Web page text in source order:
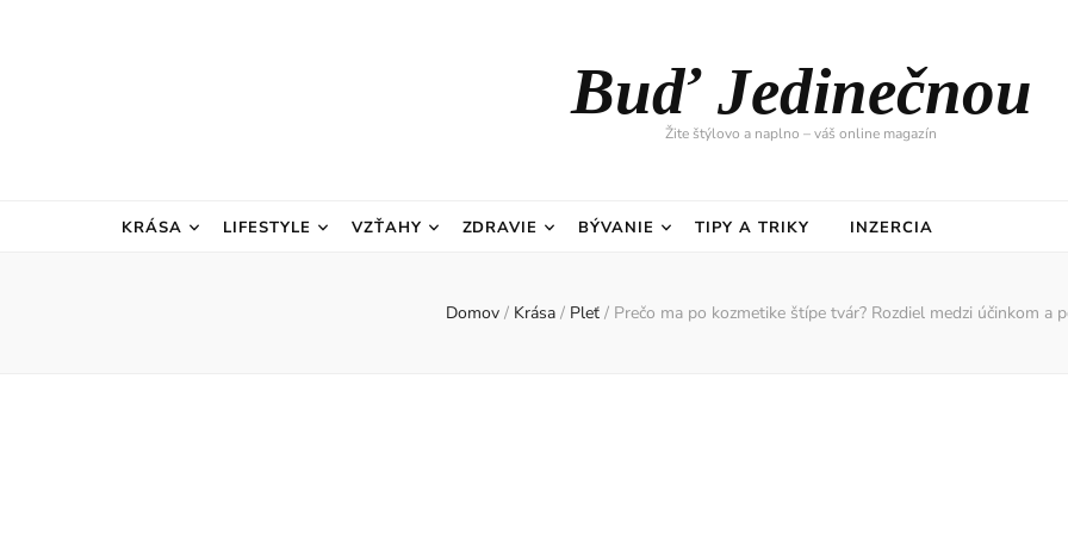
Buď Jedinečnou
Žite štýlovo a naplno – váš online magazín
KRÁSA LIFESTYLE VZŤAHY ZDRAVIE BÝVANIE TIPY A TRIKY INZERCIA
Domov / Krása / Pleť / Prečo ma po kozmetike štípe tvár? Rozdiel medzi účinkom a